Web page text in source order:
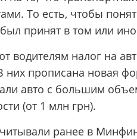
То есть, чтобы
принят в том или
водителям налог на
прописана новая
авто с большим
(от 1 млн грн).
ранее в